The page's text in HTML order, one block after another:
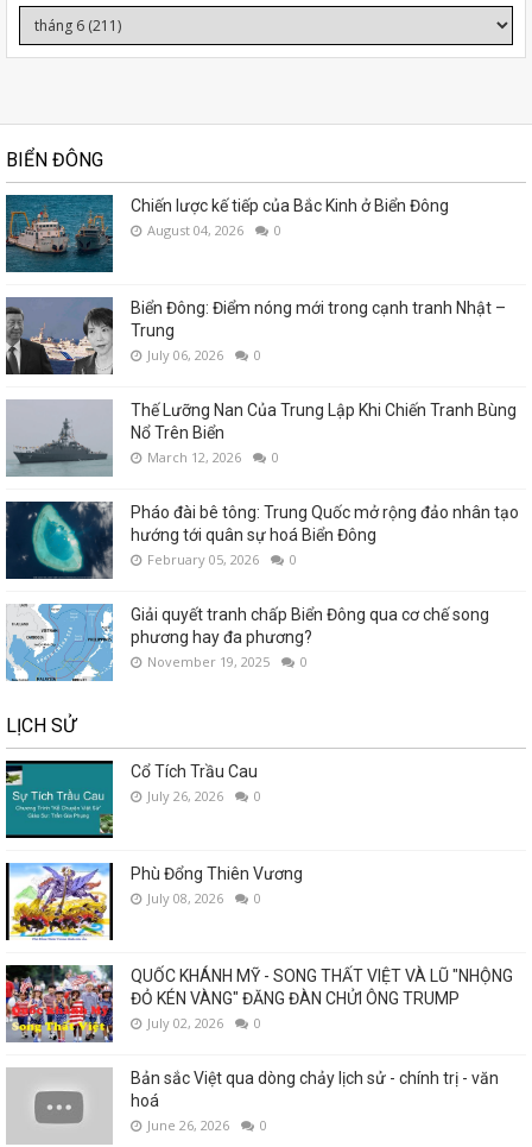
BIỂN ĐÔNG
Chiến lược kế tiếp của Bắc Kinh ở Biển Đông
August 04, 2026 0
Biển Đông: Điểm nóng mới trong cạnh tranh Nhật –
Trung
July 06, 2026 0
Thế Lưỡng Nan Của Trung Lập Khi Chiến Tranh Bùng
Nổ Trên Biển
March 12, 2026 0
Pháo đài bê tông: Trung Quốc mở rộng đảo nhân tạo
hướng tới quân sự hoá Biển Đông
February 05, 2026 0
Giải quyết tranh chấp Biển Đông qua cơ chế song
phương hay đa phương?
November 19, 2025 0
LỊCH SỬ
Cổ Tích Trầu Cau
July 26, 2026 0
Phù Đổng Thiên Vương
July 08, 2026 0
QUỐC KHÁNH MỸ - SONG THẤT VIỆT VÀ LŨ "NHỘNG
ĐỎ KÉN VÀNG" ĐĂNG ĐÀN CHỬI ÔNG TRUMP
July 02, 2026 0
Bản sắc Việt qua dòng chảy lịch sử - chính trị - văn
hoá
June 26, 2026 0